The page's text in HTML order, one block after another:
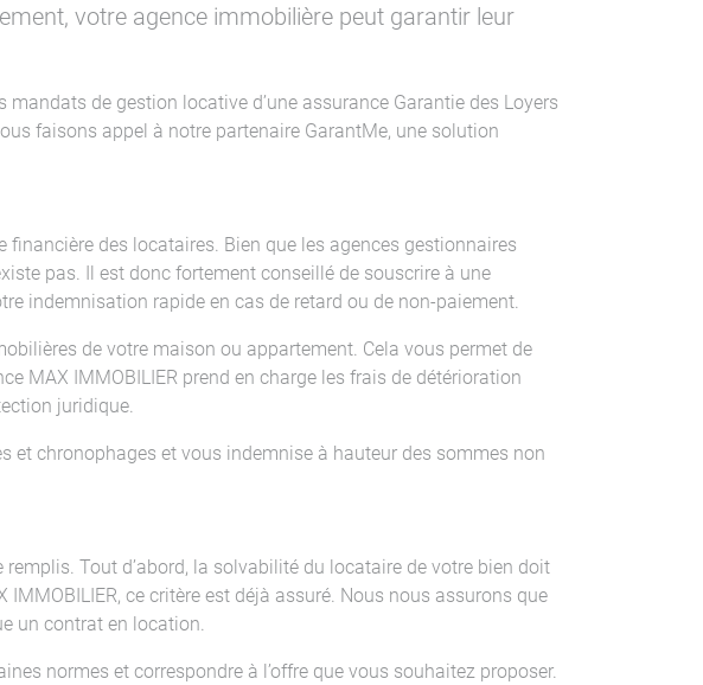
votre agence immobilière peut garantir leur
de gestion locative d’une assurance Garantie des Loyers
faisons appel à notre partenaire GarantMe, une solution
financière des locataires. Bien que les agences gestionnaires
pas. Il est donc fortement conseillé de souscrire à une
indemnisation rapide en cas de retard ou de non-paiement.
de votre maison ou appartement. Cela vous permet de
MAX IMMOBILIER prend en charge les frais de détérioration
juridique.
et chronophages et vous indemnise à hauteur des sommes non
Tout d’abord, la solvabilité du locataire de votre bien doit
ce critère est déjà assuré. Nous nous assurons que
un contrat en location.
normes et correspondre à l’offre que vous souhaitez proposer.